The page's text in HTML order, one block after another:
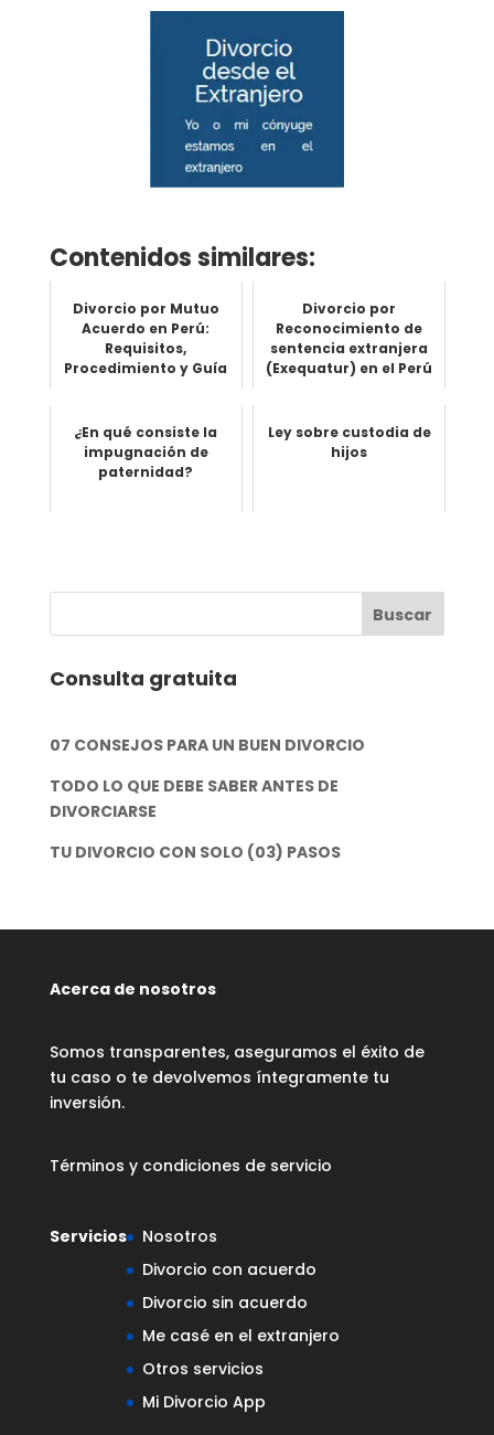
Contenidos similares:
Divorcio por Mutuo
Acuerdo en Perú:
Requisitos,
Procedimiento y Guía
Divorcio por
Reconocimiento de
sentencia extranjera
(Exequatur) en el Perú
¿En qué consiste la
impugnación de
paternidad?
Ley sobre custodia de
hijos
Consulta gratuita
07 CONSEJOS PARA UN BUEN DIVORCIO
TODO LO QUE DEBE SABER ANTES DE
DIVORCIARSE
TU DIVORCIO CON SOLO (03) PASOS
Acerca de nosotros
Somos transparentes, aseguramos el éxito de
tu caso o te devolvemos íntegramente tu
inversión.
Términos y condiciones de servicio
Servicios
Nosotros
Divorcio con acuerdo
Divorcio sin acuerdo
Me casé en el extranjero
Otros servicios
Mi Divorcio App